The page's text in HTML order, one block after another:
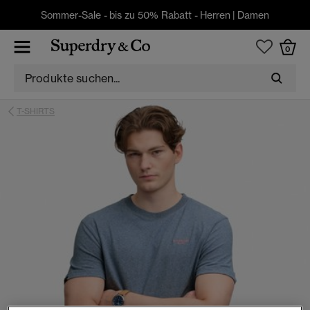
Sommer-Sale - bis zu 50% Rabatt - Herren | Damen
0
T-SHIRTS